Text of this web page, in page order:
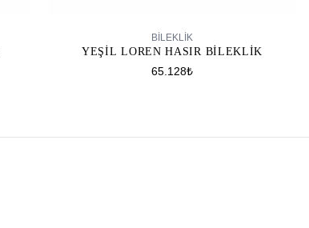
BİLEKLİK
YEŞIL LOREN HASIR BILEKLIK
65.128₺